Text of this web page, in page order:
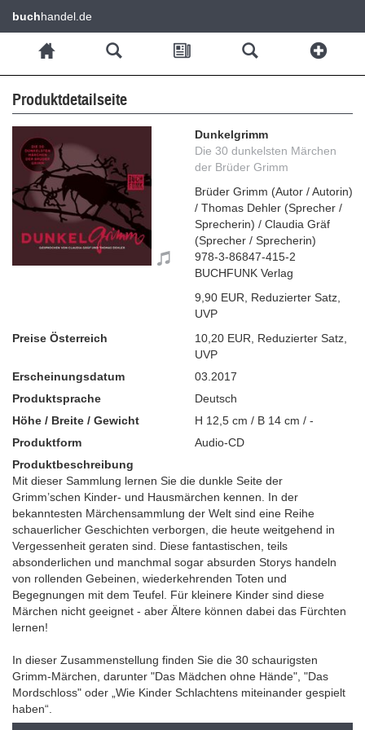
buchhandel.de
Produktdetailseite
Dunkelgrimm
Die 30 dunkelsten Märchen
der Brüder Grimm
Brüder Grimm (Autor / Autorin)
/ Thomas Dehler (Sprecher /
Sprecherin) / Claudia Gräf
(Sprecher / Sprecherin)
978-3-86847-415-2
BUCHFUNK Verlag
9,90 EUR
Reduzierter Satz
UVP
Preise Österreich
10,20 EUR Reduzierter Satz
UVP
Erscheinungsdatum
03.2017
Produktsprache
Deutsch
Höhe / Breite / Gewicht
H 12,5 cm / B 14 cm / -
Produktform
Audio-CD
Produktbeschreibung
Mit dieser Sammlung lernen Sie die dunkle Seite der
Grimm’schen Kinder- und Hausmärchen kennen. In der
bekanntesten Märchensammlung der Welt sind eine Reihe
schauerlicher Geschichten verborgen, die heute weitgehend in
Vergessenheit geraten sind. Diese fantastischen, teils
absonderlichen und manchmal sogar absurden Storys handeln
von rollenden Gebeinen, wiederkehrenden Toten und
Begegnungen mit dem Teufel. Für kleinere Kinder sind diese
Märchen nicht geeignet - aber Ältere können dabei das Fürchten
lernen!
In dieser Zusammenstellung finden Sie die 30 schaurigsten
Grimm-Märchen, darunter "Das Mädchen ohne Hände", "Das
Mordschloss" oder „Wie Kinder Schlachtens miteinander gespielt
haben“.